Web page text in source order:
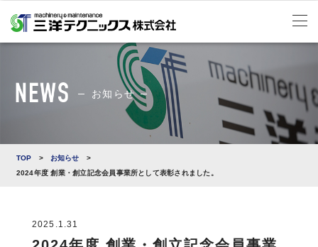
お知らせ
TOP > お知らせ
>
2024年度 創業・創立記念会員事業所として表彰されました。
2025.1.31